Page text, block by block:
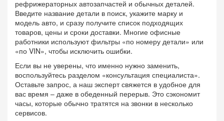
рефрижераторных автозапчастей и обычных деталей.
Введите название детали в поиск, укажите марку и
модель авто, и сразу получите список подходящих
товаров, цены и сроки доставки. Многие офисные
работники используют фильтры «по номеру детали» или
«по VIN», чтобы исключить ошибки.
Если вы не уверены, что именно нужно заменить,
воспользуйтесь разделом «консультация специалиста».
Оставьте запрос, а наш эксперт свяжется в удобное для
вас время – даже в обеденный перерыв. Это сэкономит
часы, которые обычно тратятся на звонки в несколько
сервисов.